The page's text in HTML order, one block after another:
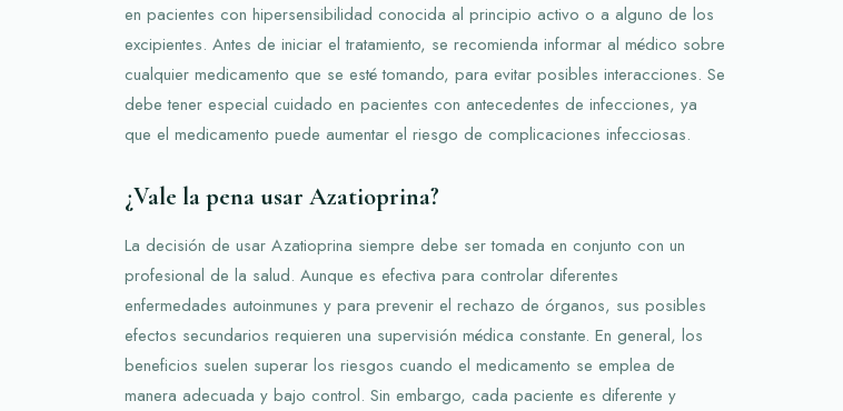
en pacientes con hipersensibilidad conocida al principio activo o a alguno de los
excipientes. Antes de iniciar el tratamiento, se recomienda informar al médico sobre
cualquier medicamento que se esté tomando, para evitar posibles interacciones. Se
debe tener especial cuidado en pacientes con antecedentes de infecciones, ya
que el medicamento puede aumentar el riesgo de complicaciones infecciosas.
¿Vale la pena usar Azatioprina?
La decisión de usar Azatioprina siempre debe ser tomada en conjunto con un
profesional de la salud. Aunque es efectiva para controlar diferentes
enfermedades autoinmunes y para prevenir el rechazo de órganos, sus posibles
efectos secundarios requieren una supervisión médica constante. En general, los
beneficios suelen superar los riesgos cuando el medicamento se emplea de
manera adecuada y bajo control. Sin embargo, cada paciente es diferente y